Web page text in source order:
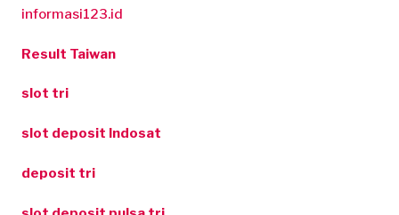
informasi123.id
Result Taiwan
slot tri
slot deposit Indosat
deposit tri